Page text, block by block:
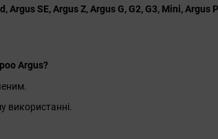
Argus SE, Argus Z, Argus G, G2, G3, Mini, Argus
Argus?
використанні.